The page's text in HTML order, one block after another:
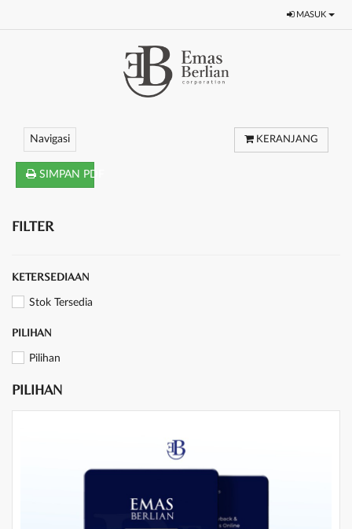
MASUK
Navigasi KERANJANG
SIMPAN PDF
FILTER
KETERSEDIAAN
Stok Tersedia
PILIHAN
Pilihan
PILIHAN